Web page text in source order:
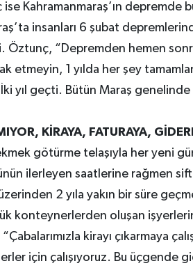
Kahramanmaraş’ın depremde
insanları 6 şubat
“Depremden hemen sonra
etmeyin, 1 yılda her şey
yıl geçti. Bütün Maraş
KİRAYA, FATURAYA,
götürme telaşıyla her yeni
ilerleyen saatlerine rağmen
2 yıla yakın bir süre
konteynerlerden oluşan
kirayı çıkarmaya
için çalışıyoruz. Bu üçgende